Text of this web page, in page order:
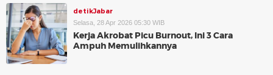
detikJabar
Selasa, 28 Apr 2026 05:30 WIB
Kerja Akrobat Picu Burnout, Ini 3 Cara
Ampuh Memulihkannya